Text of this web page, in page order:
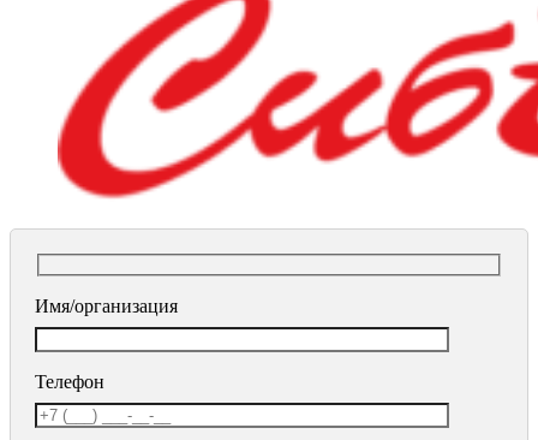
Имя/организация
Телефон